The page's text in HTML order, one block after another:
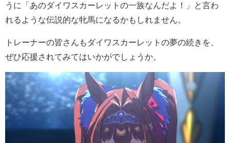
うに「あのダイワスカーレットの一族なんだよ！」と言わ
れるような伝説的な牝馬になるかもしれません。
トレーナーの皆さんもダイワスカーレットの夢の続きを、
ぜひ応援されてみてはいかがでしょうか。